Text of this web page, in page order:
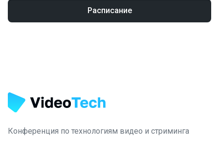
Расписание
Конференция по технологиям видео и стриминга